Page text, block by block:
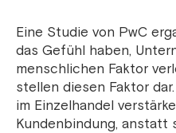
Eine Studie von PwC
das Gefühl haben,
menschlichen Faktor
stellen diesen Faktor
im Einzelhandel
Kundenbindung, anstatt